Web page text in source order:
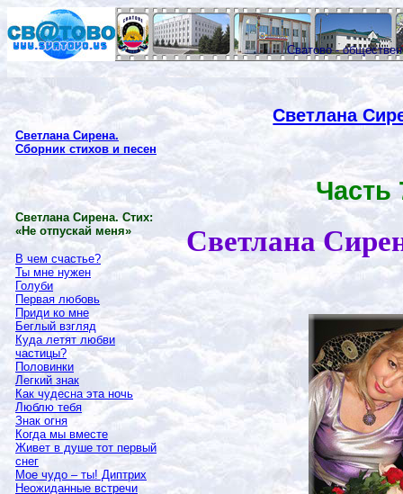
Сватово -
Светлана Сирена.
Сборник стихов и песен
Светлана Сирена. Стих:
«Не отпускай меня»
В чем счастье?
Ты мне нужен
Голуби
Первая любовь
Приди ко мне
Беглый взгляд
Куда летят любви
частицы?
Половинки
Легкий знак
Как чудесна эта ночь
Люблю тебя
Знак огня
Когда мы вместе
Живет в душе тот первый
снег
Мое чудо – ты! Диптрих
Неожиданные встречи
Светлана
Часть
Светлана